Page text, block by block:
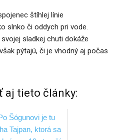
štíhlej línie
slnko či oddych pri vode.
sladkej chuti dokáže
pýtajú, či je vhodný aj počas
aj tieto články: